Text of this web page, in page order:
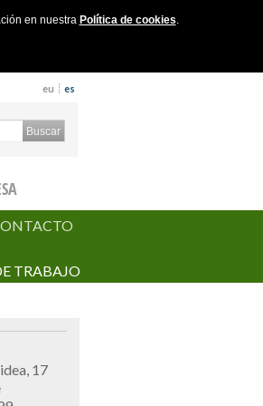
en nuestra Política de cookies.
eu es
TRABAJO
17